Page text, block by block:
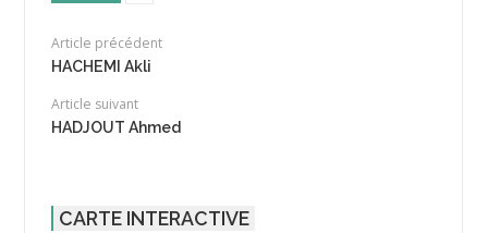
Article précédent
HACHEMI Akli
Article suivant
HADJOUT Ahmed
CARTE INTERACTIVE